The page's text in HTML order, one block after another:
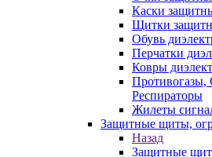
Каски
Щитки
Обувь
Перчатки
Ковры
Противогазы,
Респираторы
Жилеты
Защитные щиты,
Назад
Защитные